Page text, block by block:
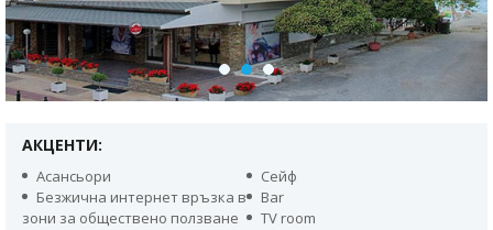
АКЦЕНТИ:
Асансьори
Сейф
Безжична интернет връзка в
зони за обществено ползване
Bar
TV room